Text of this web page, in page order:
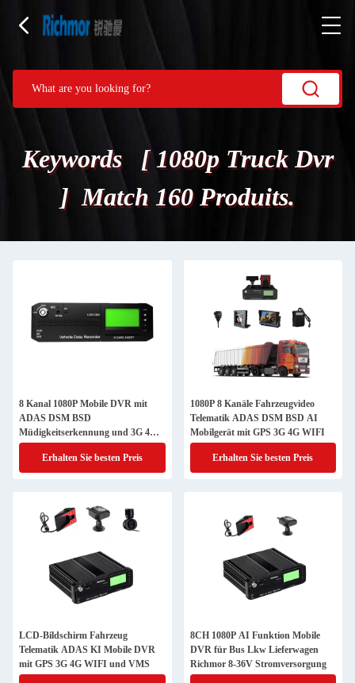
Keywords [ 1080p Truck Dvr
] Match 160 Produits.
8 Kanal 1080P Mobile DVR mit
ADAS DSM BSD
Müdigkeitserkennung und 3G 4G
GPS WLAN
Erhalten Sie besten Preis
1080P 8 Kanäle Fahrzeugvideo
Telematik ADAS DSM BSD AI
Mobilgerät mit GPS 3G 4G WIFI
Erhalten Sie besten Preis
LCD-Bildschirm Fahrzeug
Telematik ADAS KI Mobile DVR
mit GPS 3G 4G WIFI und VMS
8CH 1080P AI Funktion Mobile
DVR für Bus Lkw Lieferwagen
Richmor 8-36V Stromversorgung